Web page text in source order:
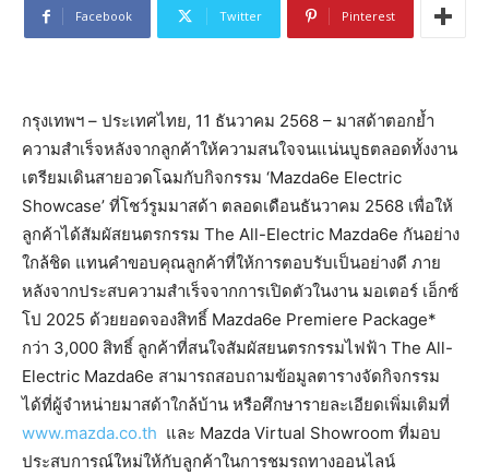
Facebook Twitter Pinterest
กรุงเทพฯ – ประเทศไทย, 11 ธันวาคม 2568 – มาสด้าตอกย้ำ
ความสำเร็จหลังจากลูกค้าให้ความสนใจจนแน่นบูธตลอดทั้งงาน
เตรียมเดินสายอวดโฉมกับกิจกรรม ‘Mazda6e Electric
Showcase’ ที่โชว์รูมมาสด้า ตลอดเดือนธันวาคม 2568 เพื่อให้
ลูกค้าได้สัมผัสยนตรกรรม The All-Electric Mazda6e กันอย่าง
ใกล้ชิด แทนคำขอบคุณลูกค้าที่ให้การตอบรับเป็นอย่างดี ภาย
หลังจากประสบความสำเร็จจากการเปิดตัวในงาน มอเตอร์ เอ็กซ์
โป 2025 ด้วยยอดจองสิทธิ์ Mazda6e Premiere Package*
กว่า 3,000 สิทธิ์ ลูกค้าที่สนใจสัมผัสยนตรกรรมไฟฟ้า The All-
Electric Mazda6e สามารถสอบถามข้อมูลตารางจัดกิจกรรม
ได้ที่ผู้จำหน่ายมาสด้าใกล้บ้าน หรือศึกษารายละเอียดเพิ่มเติมที่
www.mazda.co.th และ Mazda Virtual Showroom ที่มอบ
ประสบการณ์ใหม่ให้กับลูกค้าในการชมรถทางออนไลน์